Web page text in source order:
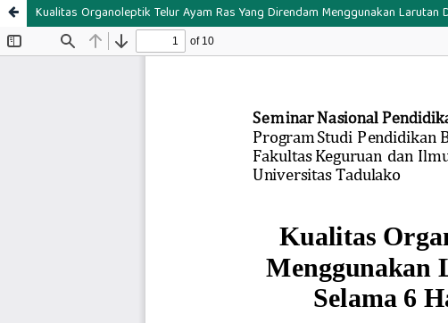
Kualitas Organoleptik Telur Ayam Ras Yang Direndam Menggunakan